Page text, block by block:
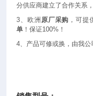
分供应商建立了合作关系
3、欧洲 原厂采购 ，可提
单 ！保证100%！
4、产品可修或换，由我公